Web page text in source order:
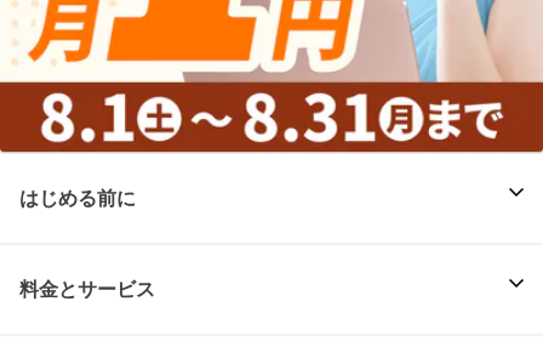
はじめる前に
料金とサービス